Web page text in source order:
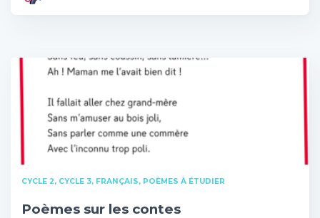
CYCLE 2 CYCLE 3 FRANÇAIS POÈMES À ÉTUDIER
Poèmes sur les contes